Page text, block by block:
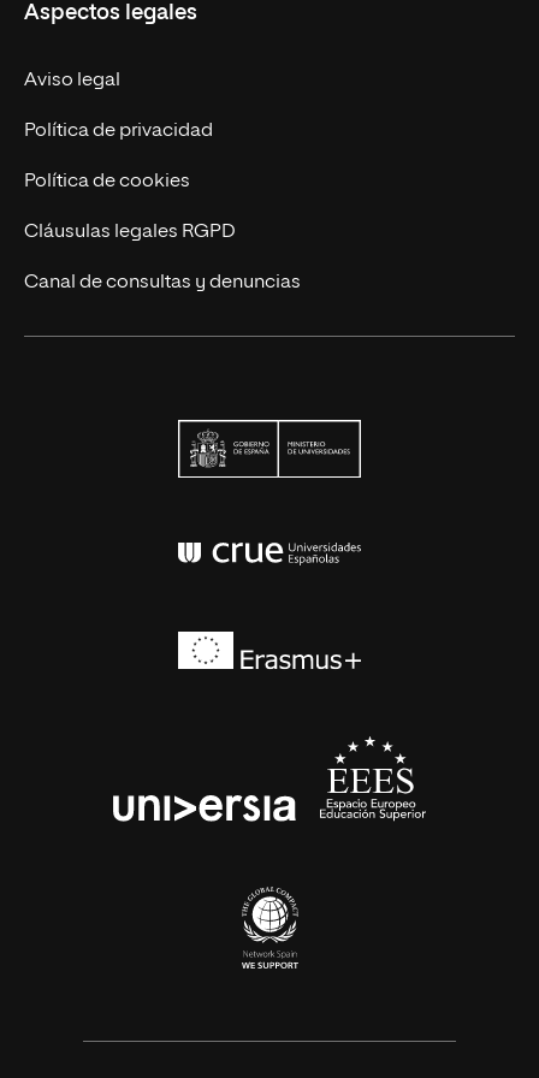
Trabaja en UNIR
Actualidad
Contáctanos
Aspectos legales
Aviso legal
Política de privacidad
Política de cookies
Cláusulas legales RGPD
Canal de consultas y denuncias